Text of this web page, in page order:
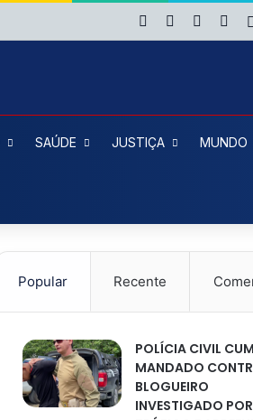
Facebook YouTube
SAÚDE JUSTIÇA MUNDO
Popular Recente
POLÍCIA CIVIL
MANDADO
BLOGUEIRO
INVESTIGADO POR